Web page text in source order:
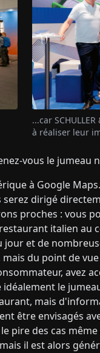
...car
à réaliser leur
vous le jumeau
à Google
dirigé
proches : vous
italien au
et de
du point de
avez
le
mais
être envisagés
pire des cas
il est alors